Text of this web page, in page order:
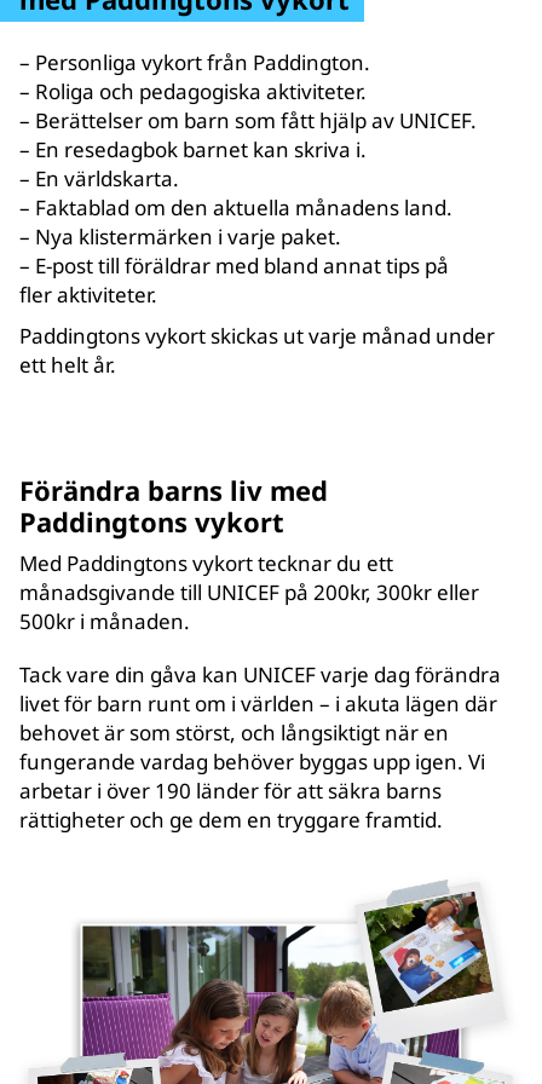
– Personliga vykort från Paddington.
– Roliga och pedagogiska aktiviteter.
– Berättelser om barn som fått hjälp av UNICEF.
– En resedagbok barnet kan skriva i.
– En världskarta.
– Faktablad om den aktuella månadens land.
– Nya klistermärken i varje paket.
– E-post till föräldrar med bland annat tips på
fler aktiviteter.
Paddingtons vykort skickas ut varje månad under
ett helt år.
Förändra barns liv med
Paddingtons vykort
Med Paddingtons vykort tecknar du ett
månadsgivande till UNICEF på 200kr, 300kr eller
500kr i månaden.
Tack vare din gåva kan UNICEF varje dag förändra
livet för barn runt om i världen – i akuta lägen där
behovet är som störst, och långsiktigt när en
fungerande vardag behöver byggas upp igen. Vi
arbetar i över 190 länder för att säkra barns
rättigheter och ge dem en tryggare framtid.